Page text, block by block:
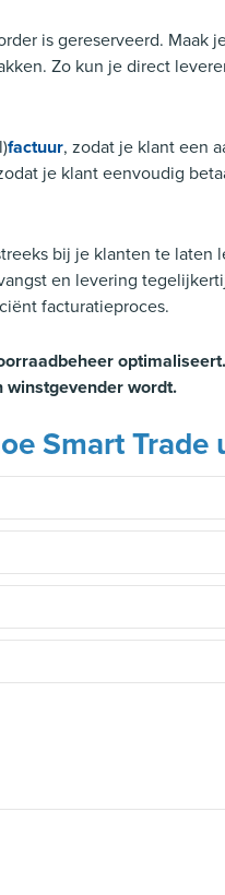
is gereserveerd.
Zo kun je direct
factuur, zodat je klant een
je klant eenvoudig
bij je klanten te laten
en levering
facturatieproces.
wordt.
Smart